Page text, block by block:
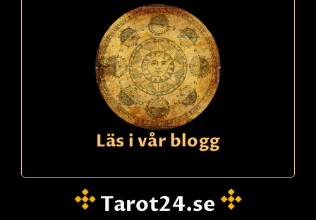
Svensk spådam. Få hjälp med nuet och vad
framtiden har för dig! Träffsäker och
eftertraktad. Fråga mig gärna om kärlek, arbete,
ekonomi och relationer.
Läs i vår blogg
Tarot24.se